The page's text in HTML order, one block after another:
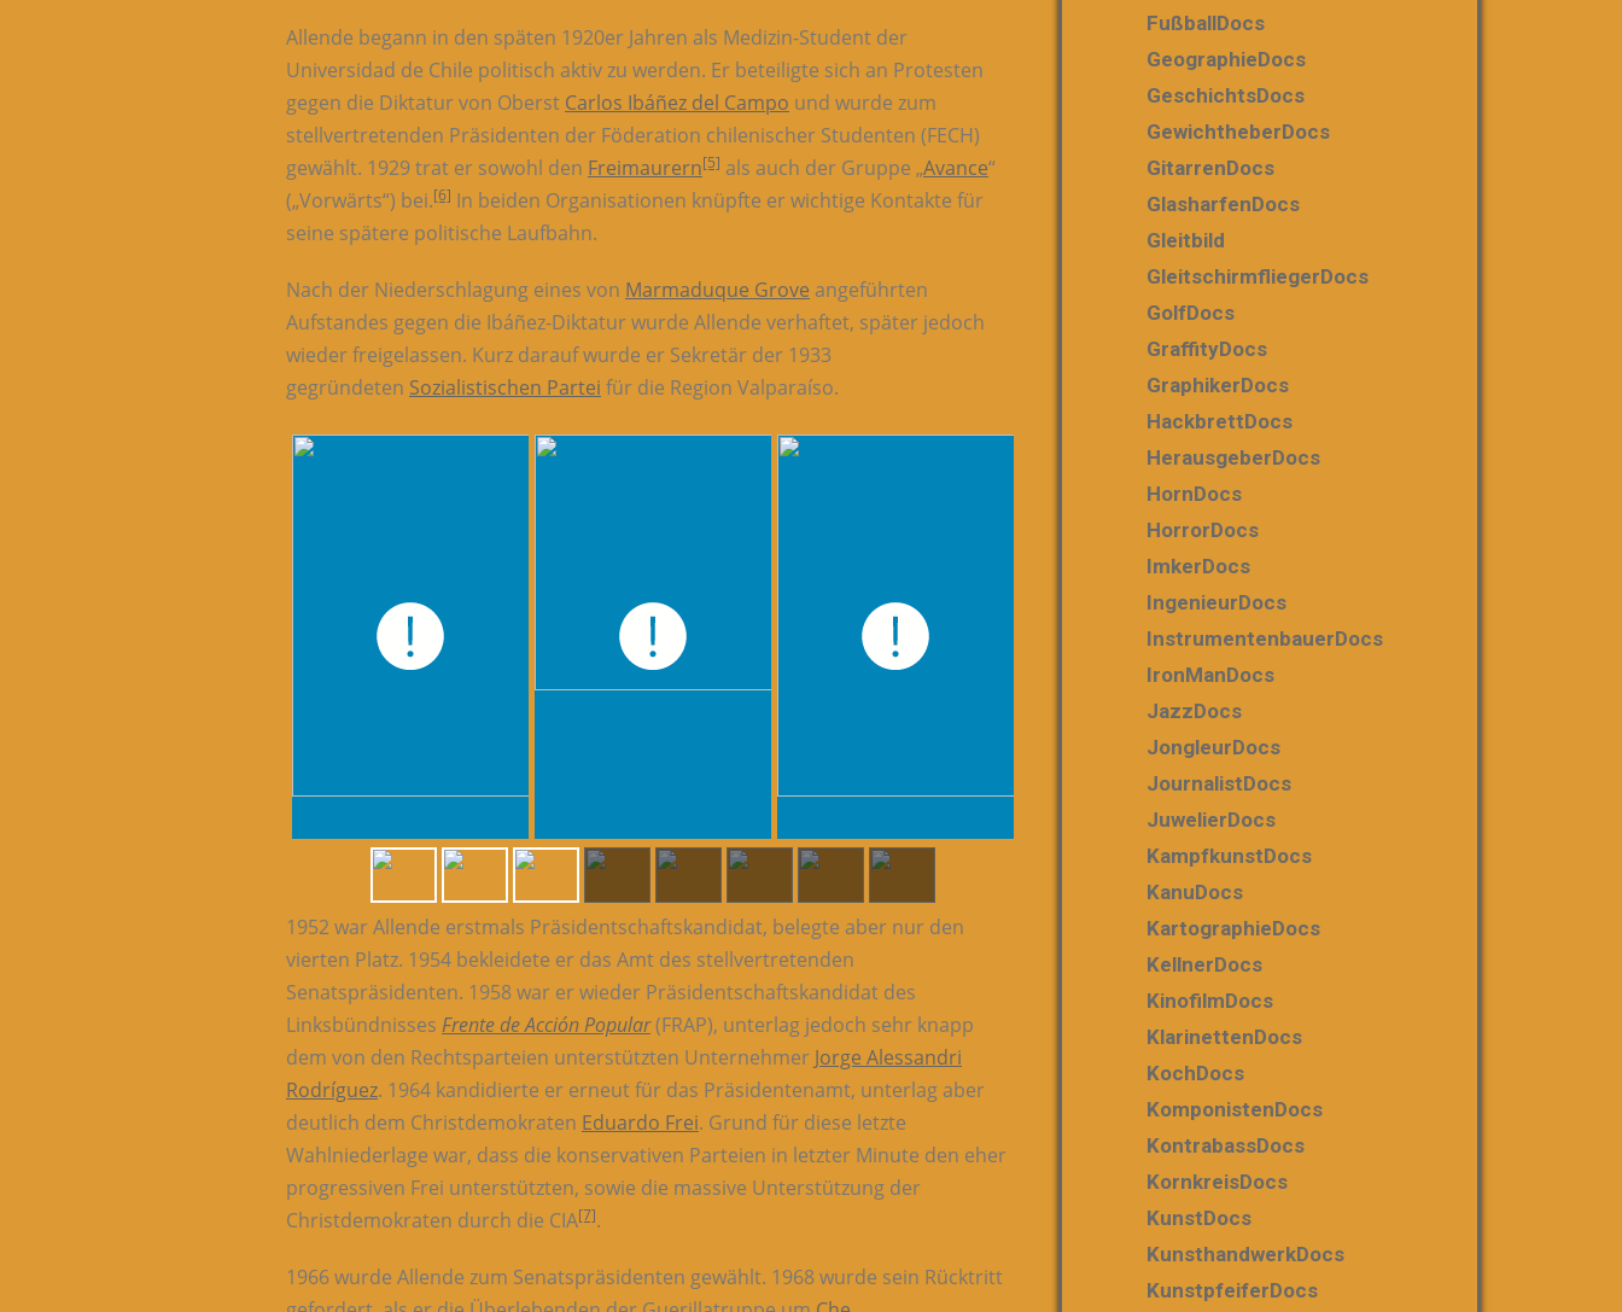
Allende begann in den späten 1920er Jahren als Medizin-Student der
Universidad de Chile politisch aktiv zu werden. Er beteiligte sich an Protesten
gegen die Diktatur von Oberst Carlos Ibáñez del Campo und wurde zum
stellvertretenden Präsidenten der Föderation chilenischer Studenten (FECH)
gewählt. 1929 trat er sowohl den Freimaurern[5] als auch der Gruppe „Avance“
(„Vorwärts“) bei.[6] In beiden Organisationen knüpfte er wichtige Kontakte für
seine spätere politische Laufbahn.
Nach der Niederschlagung eines von Marmaduque Grove angeführten
Aufstandes gegen die Ibáñez-Diktatur wurde Allende verhaftet, später jedoch
wieder freigelassen. Kurz darauf wurde er Sekretär der 1933
gegründeten Sozialistischen Partei für die Region Valparaíso.
1952 war Allende erstmals Präsidentschaftskandidat, belegte aber nur den
vierten Platz. 1954 bekleidete er das Amt des stellvertretenden
Senatspräsidenten. 1958 war er wieder Präsidentschaftskandidat des
Linksbündnisses Frente de Acción Popular(FRAP), unterlag jedoch sehr knapp
dem von den Rechtsparteien unterstützten Unternehmer Jorge Alessandri
Rodríguez. 1964 kandidierte er erneut für das Präsidentenamt, unterlag aber
deutlich dem Christdemokraten Eduardo Frei. Grund für diese letzte
Wahlniederlage war, dass die konservativen Parteien in letzter Minute den eher
progressiven Frei unterstützten, sowie die massive Unterstützung der
Christdemokraten durch die CIA[7].
1966 wurde Allende zum Senatspräsidenten gewählt. 1968 wurde sein Rücktritt
FußballDocs
GeographieDocs
GeschichtsDocs
GewichtheberDocs
GitarrenDocs
GlasharfenDocs
Gleitbild
GleitschirmfliegerDocs
GolfDocs
GraffityDocs
GraphikerDocs
HackbrettDocs
HerausgeberDocs
HornDocs
HorrorDocs
ImkerDocs
IngenieurDocs
InstrumentenbauerDocs
IronManDocs
JazzDocs
JongleurDocs
JournalistDocs
JuwelierDocs
KampfkunstDocs
KanuDocs
KartographieDocs
KellnerDocs
KinofilmDocs
KlarinettenDocs
KochDocs
KomponistenDocs
KontrabassDocs
KornkreisDocs
KunstDocs
KunsthandwerkDocs
KunstpfeiferDocs